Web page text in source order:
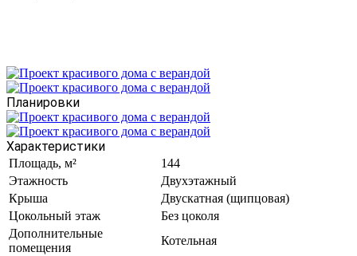
Планировки
Характеристики
Площадь, м²
144
Этажность
Двухэтажный
Крыша
Двускатная (щипцовая)
Цокольный этаж
Без цоколя
Дополнительные
помещения
Котельная